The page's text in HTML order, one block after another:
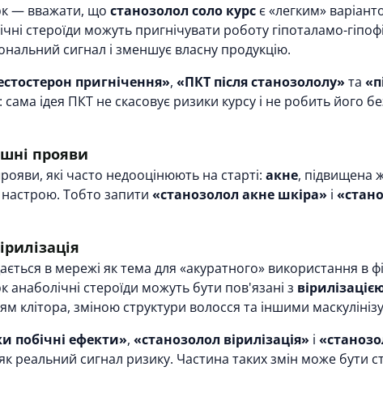
— вважати, що станозолол соло курс є «легким»
стероїди можуть пригнічувати роботу гіпоталамо-
сигнал і зменшує власну продукцію.
пригнічення», «ПКТ після станозололу» та
ідея ПКТ не скасовує ризики курсу і не робить його
прояви
які часто недооцінюють на старті: акне, підвищена
настрою. Тобто запити «станозолол акне шкіра» і
в мережі як тема для «акуратного» використання в
стероїди можуть бути пов'язані з
клітора, зміною структури волосся та іншими
побічні ефекти», «станозолол вірилізація» і
реальний сигнал ризику. Частина таких змін може бути